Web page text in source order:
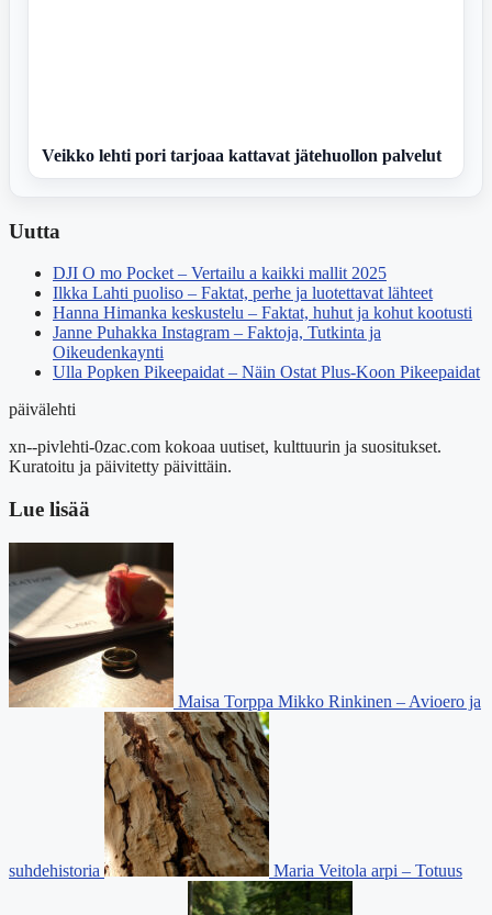
Veikko lehti pori tarjoaa kattavat jätehuollon palvelut
Uutta
DJI O mo Pocket – Vertailu a kaikki mallit 2025
Ilkka Lahti puoliso – Faktat, perhe ja luotettavat lähteet
Hanna Himanka keskustelu – Faktat, huhut ja kohut kootusti
Janne Puhakka Instagram – Faktoja, Tutkinta ja
Oikeudenkaynti
Ulla Popken Pikeepaidat – Näin Ostat Plus-Koon Pikeepaidat
päivälehti
xn--pivlehti-0zac.com kokoaa uutiset, kulttuurin ja suositukset.
Kuratoitu ja päivitetty päivittäin.
Lue lisää
Maisa Torppa Mikko Rinkinen – Avioero ja
suhdehistoria Maria Veitola arpi – Totuus